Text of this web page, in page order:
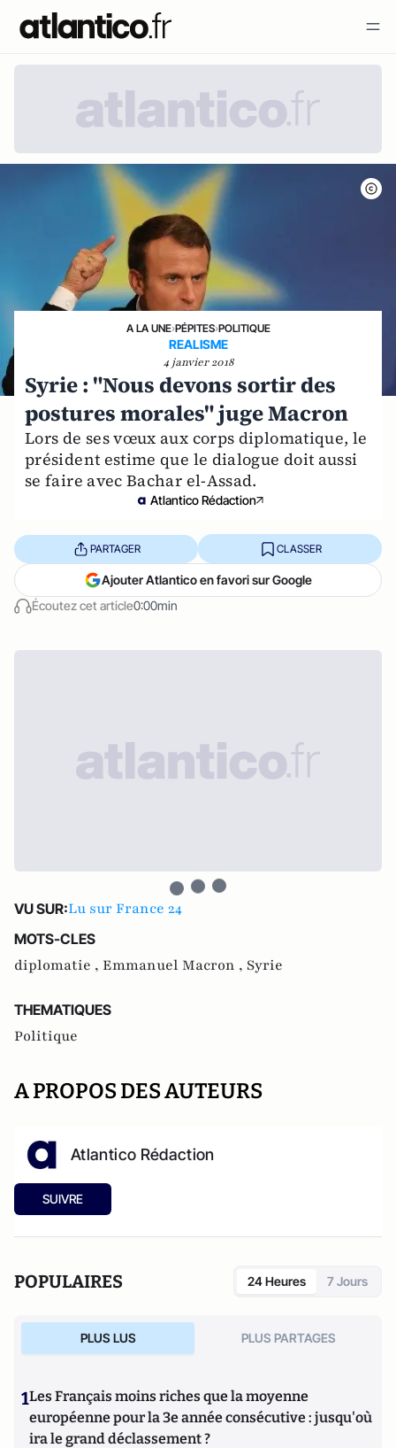
A LA UNE›PÉPITES›POLITIQUE
REALISME
4 janvier 2018
Syrie : "Nous devons sortir des
postures morales" juge Macron
Lors de ses vœux aux corps diplomatique, le
président estime que le dialogue doit aussi
se faire avec Bachar el-Assad.
Atlantico Rédaction
Écoutez cet article0:00min
PARTAGER CLASSER
Ajouter Atlantico en favori sur Google
VU SUR:Lu sur France 24
MOTS-CLES
diplomatie , Emmanuel Macron , Syrie
THEMATIQUES
Politique
A PROPOS DES AUTEURS
Atlantico Rédaction
SUIVRE
POPULAIRES 24 Heures 7 Jours
PLUS LUS PLUS PARTAGES
1Les Français moins riches que la moyenne
européenne pour la 3e année consécutive : jusqu'où
ira le grand déclassement ?